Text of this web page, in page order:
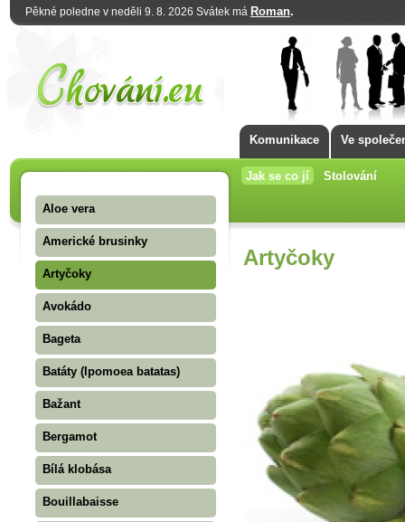
Pěkné poledne v neděli 9. 8. 2026 Svátek má Roman.
Komunikace Ve
Jak se co jí Stolování
Aloe vera
Americké brusinky
Artyčoky
Avokádo
Bageta
Batáty (Ipomoea batatas)
Bažant
Bergamot
Bílá klobása
Bouillabaisse
Artyčoky